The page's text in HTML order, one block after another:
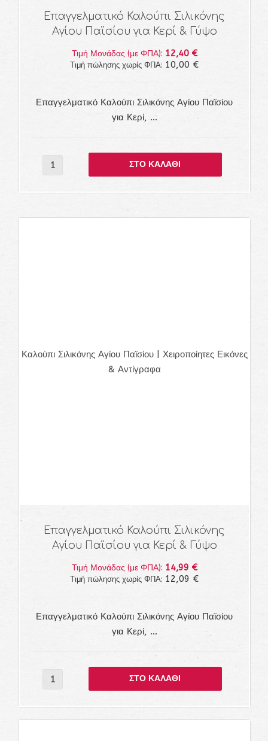
Επαγγελματικό Καλούπι Σιλικόνης
Αγίου Παϊσίου για Κερί & Γύψο
Τιμή Μονάδας (με ΦΠΑ): 12,40 €
Τιμή πώλησης χωρίς ΦΠΑ: 10,00 €
Επαγγελματικό Καλούπι Σιλικόνης Αγίου Παϊσίου
για Κερί, ...
Καλούπι Σιλικόνης Αγίου Παϊσίου | Χειροποίητες Εικόνες
& Αντίγραφα
Επαγγελματικό Καλούπι Σιλικόνης
Αγίου Παϊσίου για Κερί & Γύψο
Τιμή Μονάδας (με ΦΠΑ): 14,99 €
Τιμή πώλησης χωρίς ΦΠΑ: 12,09 €
Επαγγελματικό Καλούπι Σιλικόνης Αγίου Παϊσίου
για Κερί, ...